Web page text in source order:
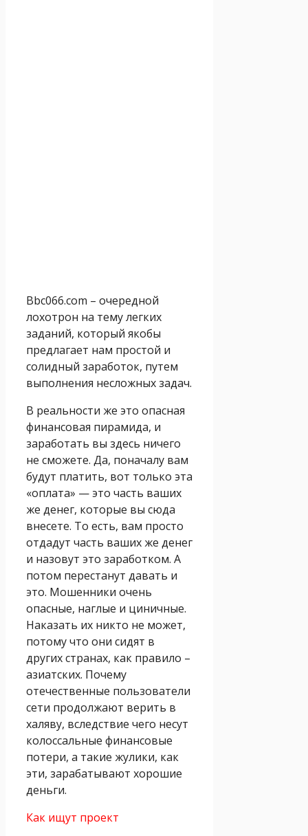
Bbc066.com – очередной
лохотрон на тему легких
заданий, который якобы
предлагает нам простой и
солидный заработок, путем
выполнения несложных задач.
В реальности же это опасная
финансовая пирамида, и
заработать вы здесь ничего
не сможете. Да, поначалу вам
будут платить, вот только эта
«оплата» — это часть ваших
же денег, которые вы сюда
внесете. То есть, вам просто
отдадут часть ваших же денег
и назовут это заработком. А
потом перестанут давать и
это. Мошенники очень
опасные, наглые и циничные.
Наказать их никто не может,
потому что они сидят в
других странах, как правило –
азиатских. Почему
отечественные пользователи
сети продолжают верить в
халяву, вследствие чего несут
колоссальные финансовые
потери, а такие жулики, как
эти, зарабатывают хорошие
деньги.
Как ищут проект